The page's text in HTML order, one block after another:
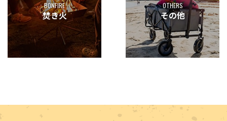
BONFIRE
焚き火
OTHERS
その他